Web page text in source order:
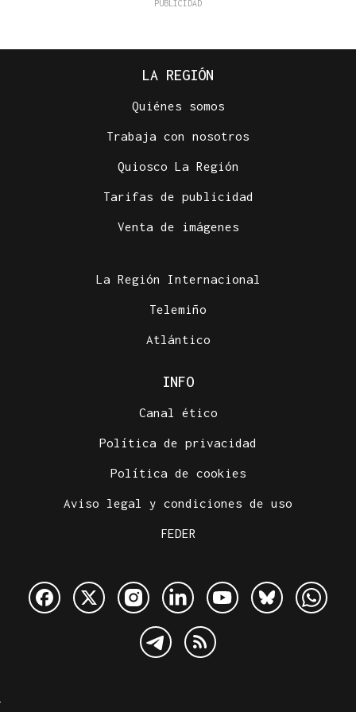
LA REGIÓN
Quiénes somos
Trabaja con nosotros
Quiosco La Región
Tarifas de publicidad
Venta de imágenes
La Región Internacional
Telemiño
Atlántico
INFO
Canal ético
Política de privacidad
Política de cookies
Aviso legal y condiciones de uso
FEDER